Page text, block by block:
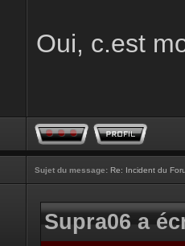
Oui, c.est
Sujet du message: Re: Incident du
Supra06 a